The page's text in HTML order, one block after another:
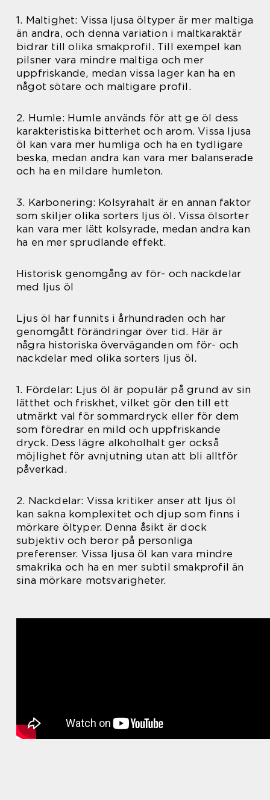
1. Maltighet: Vissa ljusa öltyper är mer maltiga
än andra, och denna variation i maltkaraktär
bidrar till olika smakprofil. Till exempel kan
pilsner vara mindre maltiga och mer
uppfriskande, medan vissa lager kan ha en
något sötare och maltigare profil.
2. Humle: Humle används för att ge öl dess
karakteristiska bitterhet och arom. Vissa ljusa
öl kan vara mer humliga och ha en tydligare
beska, medan andra kan vara mer balanserade
och ha en mildare humleton.
3. Karbonering: Kolsyrahalt är en annan faktor
som skiljer olika sorters ljus öl. Vissa ölsorter
kan vara mer lätt kolsyrade, medan andra kan
ha en mer sprudlande effekt.
Historisk genomgång av för- och nackdelar
med ljus öl
Ljus öl har funnits i århundraden och har
genomgått förändringar över tid. Här är
några historiska överväganden om för- och
nackdelar med olika sorters ljus öl.
1. Fördelar: Ljus öl är populär på grund av sin
lätthet och friskhet, vilket gör den till ett
utmärkt val för sommardryck eller för dem
som föredrar en mild och uppfriskande
dryck. Dess lägre alkoholhalt ger också
möjlighet för avnjutning utan att bli alltför
påverkad.
2. Nackdelar: Vissa kritiker anser att ljus öl
kan sakna komplexitet och djup som finns i
mörkare öltyper. Denna åsikt är dock
subjektiv och beror på personliga
preferenser. Vissa ljusa öl kan vara mindre
smakrika och ha en mer subtil smakprofil än
sina mörkare motsvarigheter.